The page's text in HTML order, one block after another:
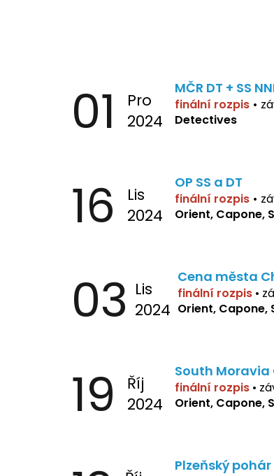
01
Pro
2024
MČR DT + SS
finální rozpis •
Detectives
16
Lis
2024
OP SS a DT
finální rozpis •
Orient, Capone,
03 Lis
2024
Cena města
finální rozpis •
Orient, Capone,
19
Říj
2024
South Moravia
finální rozpis •
Orient, Capone,
Plzeňský